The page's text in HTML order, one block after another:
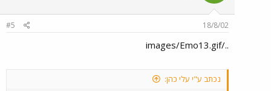
18/8/02
#5
../images/Emo13.gif
נכתב ע"י עלי כהן: